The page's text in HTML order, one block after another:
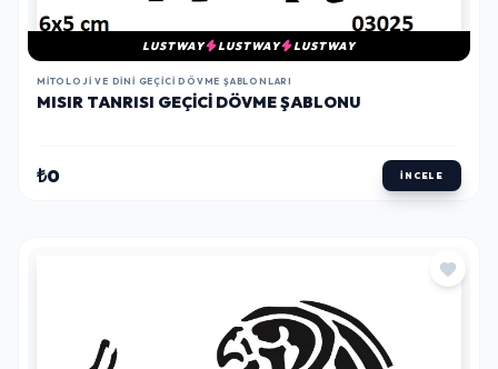
LUSTWAY LUSTWAY LUSTWAY
MITOLOJI VE DINI GEÇICI DÖVME ŞABLONLARI
MISIR TANRISI GEÇICI DÖVME ŞABLONU
₺0 İNCELE